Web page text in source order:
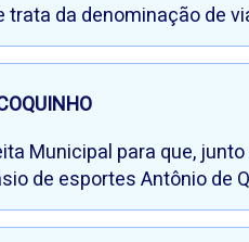
da denominação de
Municipal para que,
de esportes Antônio de